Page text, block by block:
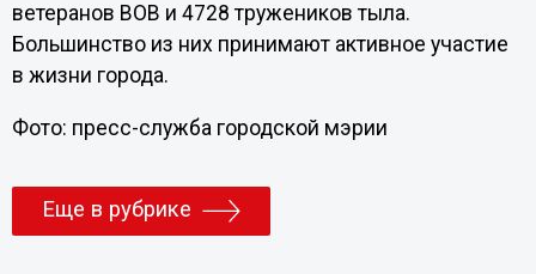
ветеранов ВОВ и 4728 тружеников тыла.
Большинство из них принимают активное участие
в жизни города.
Фото: пресс-служба городской мэрии
Еще в рубрике